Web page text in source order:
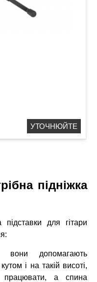
УТОЧНЮЙТЕ
підніжка
для гітари
допомагають
і на такій висоті,
а спина